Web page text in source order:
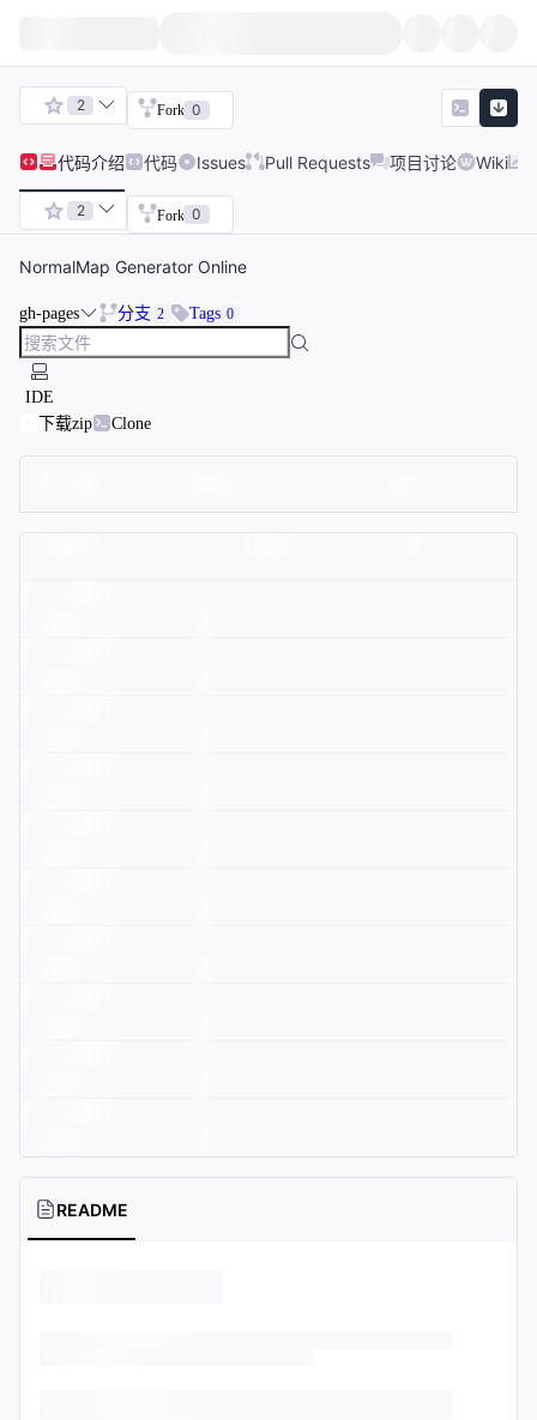
2 Fork 0
代码介绍 代码 Issues Pull Requests 项目讨论 Wiki
2 Fork 0
NormalMap Generator Online
gh-pages 分支 2 Tags 0
IDE
下载zip
Clone
README